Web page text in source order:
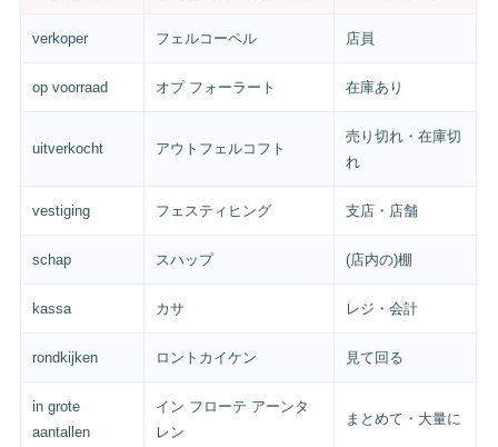
verkoper フェルコーペル 店員
op voorraad オプ フォーラート 在庫あり
uitverkocht アウトフェルコフト
売り切れ・在庫切
れ
vestiging フェスティヒング 支店・店舗
schap スハップ (店内の)棚
kassa カサ レジ・会計
rondkijken ロントカイケン 見て回る
in grote
aantallen
イン フローテ アーンタ
レン
まとめて・大量に